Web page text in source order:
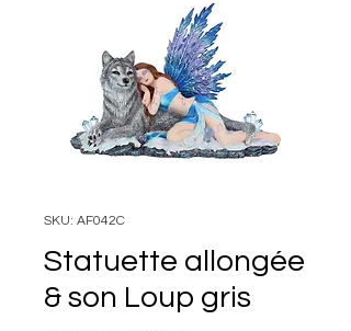
SKU: AF042C
Statuette allongée
& son Loup gris